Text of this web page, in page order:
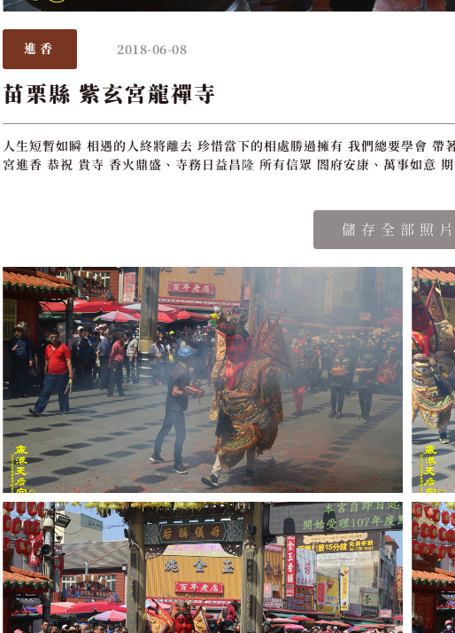
進香 2018-06-08
苗栗縣 紫玄宮龍禪寺
人生短暫如瞬 相遇的人終將離去 珍惜當下的相處勝過擁有 我們總要學會
宮進香 恭祝 貴寺 香火鼎盛、寺務日益昌隆 所有信眾 閤府安康、萬事如意
儲存全部照片